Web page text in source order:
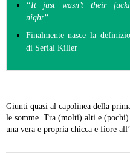
“It just wasn’t their
night”
Finalmente nasce la
di Serial Killer
Giunti quasi al capolinea della
le somme. Tra (molti) alti e (pochi)
una vera e propria chicca e fiore